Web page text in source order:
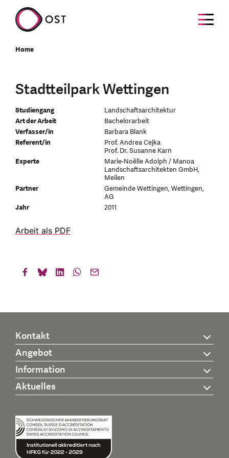
Home
Stadtteilpark Wettingen
Studiengang
Landschaftsarchitektur
Art der Arbeit
Bachelorarbeit
Verfasser/in
Barbara Blank
Referent/in
Prof. Andrea Cejka
Prof. Dr. Susanne Karn
Experte
Marie-Noëlle Adolph / Manoa
Landschaftsarchitekten GmbH,
Meilen
Partner
Gemeinde Wettingen, Wettingen,
AG
Jahr
2011
Arbeit als PDF
Kontakt
Angebot
Information
Aktuelles